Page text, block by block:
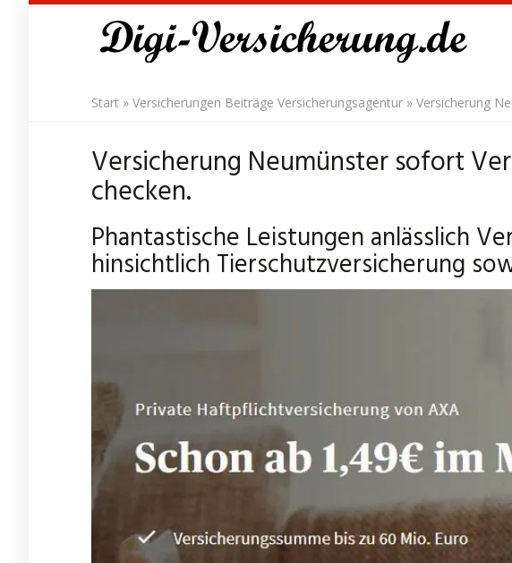
Start » Versicherungen Beiträge Versicherungsagentur » Versicherung
Versicherung Neumünster sofort
checken.
Phantastische Leistungen anlässlich
hinsichtlich Tierschutzversicherung